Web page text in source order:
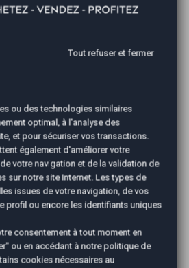
véhicule en approche
d'obstacles
de somnolence
Tout refuser et fermer
ou des technologies similaires
optimal, à l'analyse des
et pour sécuriser vos transactions.
également d'améliorer votre
votre navigation et de la validation de
sur notre site Internet. Les types de
issues de votre navigation, de vos
profil ou encore les identifiants uniques
consentement à tout moment en
ou en accédant à notre politique de
cookies nécessaires au